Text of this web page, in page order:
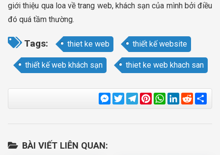
giới thiệu qua loa về trang web, khách sạn của mình bởi điều
đó quá tầm thường.
Tags: thiet ke web thiết kế website
thiết kế web khách sạn thiet ke web khach san
Messenger
TwitterTelegram
Pinterest
WhatsApp
LinkedIn
Reddit
BÀI VIẾT LIÊN QUAN: